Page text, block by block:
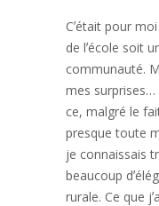
Cʼétait pour
de lʼécole soit
communauté.
mes surprises…
ce, malgré le
presquetoute
je connaissais
beaucoup
rurale. Ce que